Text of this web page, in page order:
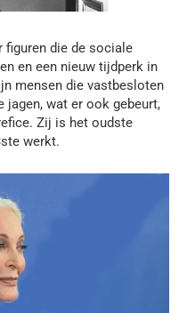
figuren die de sociale
en een nieuw tijdperk in
mensen die vastbesloten
jagen, wat er ook gebeurt,
Zij is het oudste
werkt.